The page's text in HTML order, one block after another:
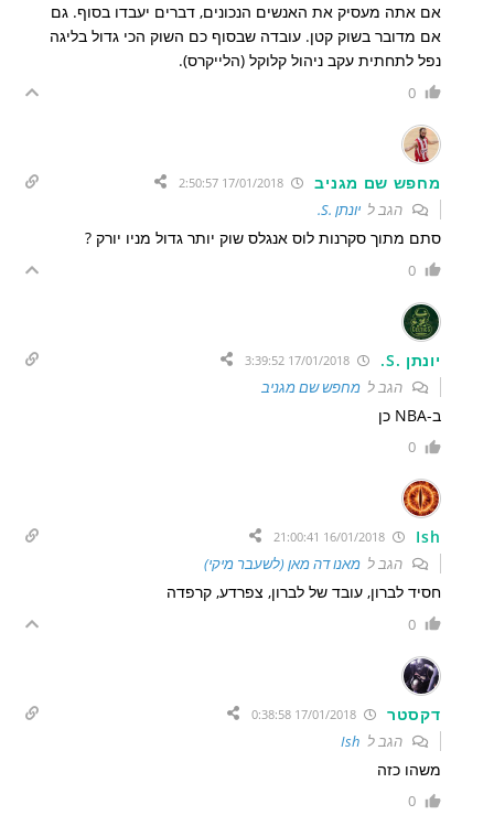
אם אתה מעסיק את האנשים הנכונים, דברים יעבדו בסוף. גם
אם מדובר בשוק קטן. עובדה שבסוף כם השוק הכי גדול בליגה
נפל לתחתית עקב ניהול קלוקל (הלייקרס).
0
מחפש שם מגניב
הגב ליונתן .S.
סתם מתוך סקרנות לוס אנגלס שוק יותר גדול מניו יורק ?
0
יונתן .S.
הגב למחפש שם מגניב
ב-NBA כן
0
Ish
הגב למאנו דה מאן (לשעבר מיקי)
חסיד לברון, עובד של לברון, צפרדע, קרפדה
0
דקסטר
הגב ל Ish
משהו כזה
0